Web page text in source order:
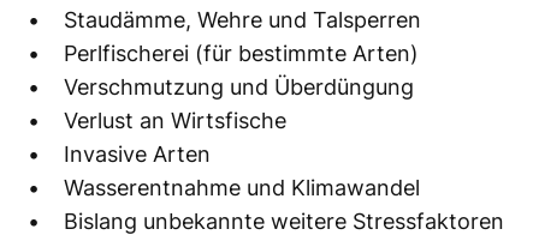
• Staudämme, Wehre und Talsperren
• Perlfischerei (für bestimmte Arten)
• Verschmutzung und Überdüngung
• Verlust an Wirtsfische
• Invasive Arten
• Wasserentnahme und Klimawandel
• Bislang unbekannte weitere Stressfaktoren